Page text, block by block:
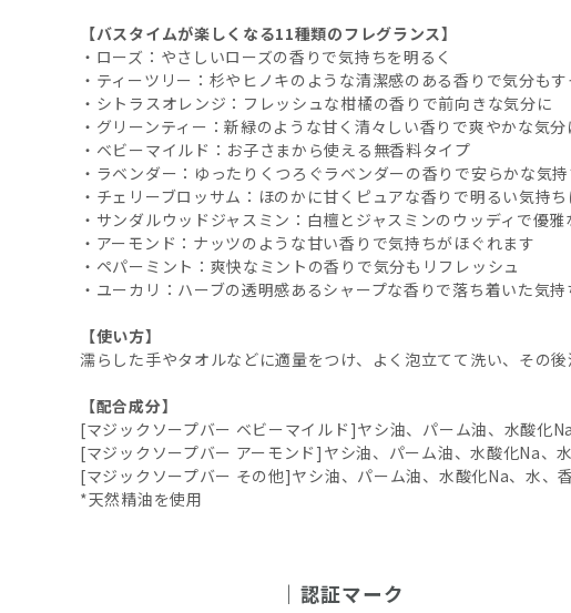
【バスタイムが楽しくなる11種類のフレグランス】
・ローズ：やさしいローズの香りで気持ちを明るく
・ティーツリー：杉やヒノキのような清潔感のある香りで気分もす
・シトラスオレンジ：フレッシュな柑橘の香りで前向きな気分に
・グリーンティー：新緑のような甘く清々しい香りで爽やかな気分
・ベビーマイルド：お子さまから使える無香料タイプ
・ラベンダー：ゆったりくつろぐラベンダーの香りで安らかな気
・チェリーブロッサム：ほのかに甘くピュアな香りで明るい気持ち
・サンダルウッドジャスミン：白檀とジャスミンのウッディで優
・アーモンド：ナッツのような甘い香りで気持ちがほぐれます
・ペパーミント：爽快なミントの香りで気分もリフレッシュ
・ユーカリ：ハーブの透明感あるシャープな香りで落ち着いた気持
【使い方】
濡らした手やタオルなどに適量をつけ、よく泡立てて洗い、その後
【配合成分】
[マジックソープバー ベビーマイルド]ヤシ油、パーム油、水酸化
[マジックソープバー アーモンド]ヤシ油、パーム油、水酸化Na
[マジックソープバー その他]ヤシ油、パーム油、水酸化Na、水
*天然精油を使用
認証マーク